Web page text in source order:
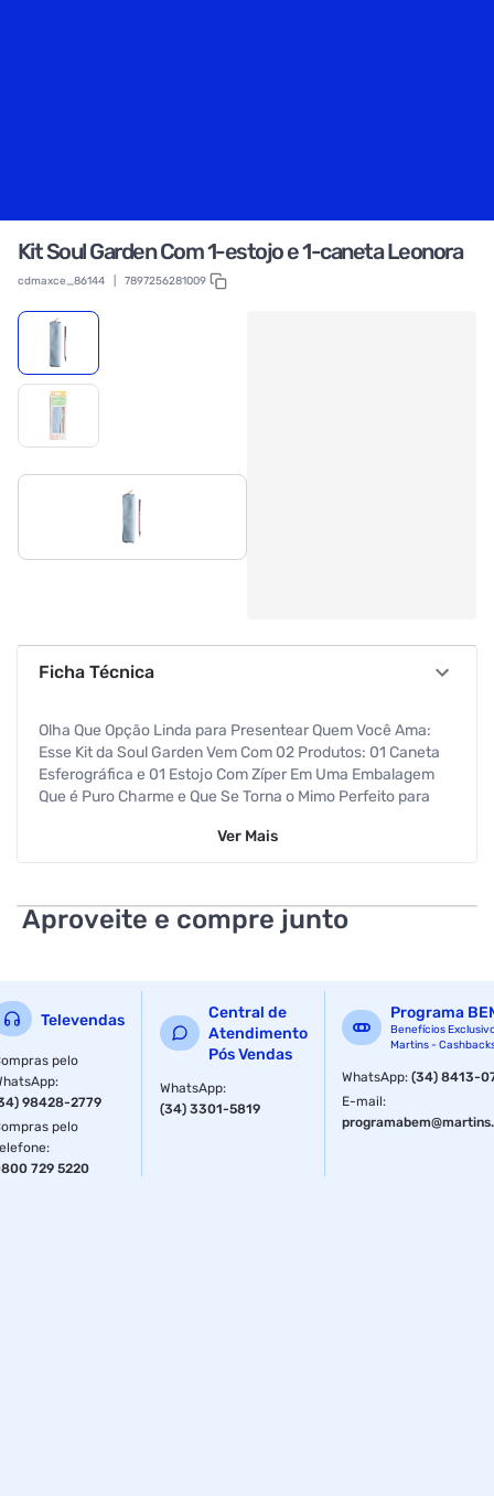
Kit Soul Garden Com 1-estojo e 1-caneta Leonora
cdmaxce_86144 7897256281009
Ficha Técnica
Olha Que Opção Linda para Presentear Quem Você Ama:
Esse Kit da Soul Garden Vem Com 02 Produtos: 01 Caneta
Esferográfica e 01 Estojo Com Zíper Em Uma Embalagem
Que é Puro Charme e Que Se Torna o Mimo Perfeito para
Seguem o Movimento Cottagecore: Uma Tendencia de
Ver Mais
Aproveite e compre junto
Televendas
pelo
:
98428-2779
pelo
:
729 5220
Central de
Atendimento
Pós Vendas
WhatsApp:
(34) 3301-5819
Programa
Benefícios
Martins -
WhatsApp:(34) 8413-
E-mail: